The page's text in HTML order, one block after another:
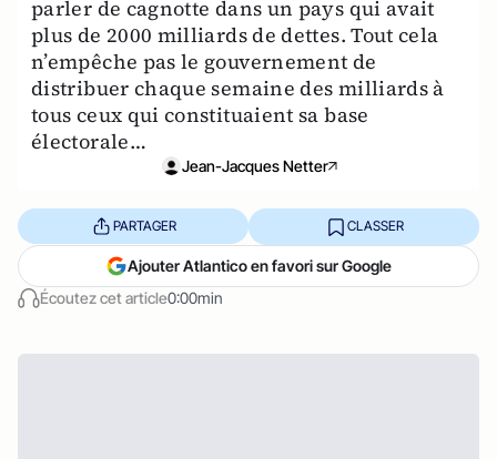
parler de cagnotte dans un pays qui avait
plus de 2000 milliards de dettes. Tout cela
n’empêche pas le gouvernement de
distribuer chaque semaine des milliards à
tous ceux qui constituaient sa base
électorale…
Jean-Jacques Netter
Écoutez cet article0:00min
PARTAGER CLASSER
Ajouter Atlantico en favori sur Google